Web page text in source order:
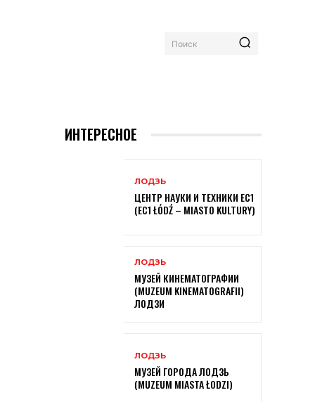
Поиск
ИНТЕРЕСНОЕ
ЛОДЗЬ
ЦЕНТР НАУКИ И ТЕХНИКИ EC1
(EC1 ŁÓDŹ – MIASTO KULTURY)
ЛОДЗЬ
МУЗЕЙ КИНЕМАТОГРАФИИ
(MUZEUM KINEMATOGRAFII)
ЛОДЗИ
ЛОДЗЬ
МУЗЕЙ ГОРОДА ЛОДЗЬ
(MUZEUM MIASTA ŁODZI)